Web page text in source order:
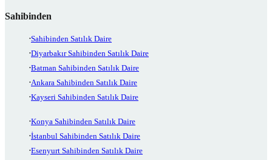
Sahibinden
Sahibinden Satılık Daire
Diyarbakır Sahibinden Satılık Daire
Batman Sahibinden Satılık Daire
Ankara Sahibinden Satılık Daire
Kayseri Sahibinden Satılık Daire
Konya Sahibinden Satılık Daire
İstanbul Sahibinden Satılık Daire
Esenyurt Sahibinden Satılık Daire